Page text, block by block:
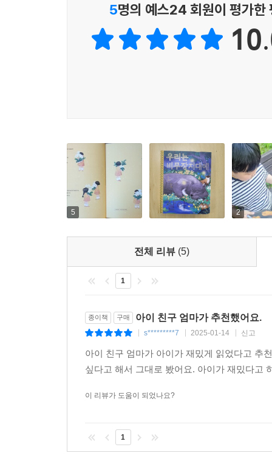
하얀 눈이 쌓인 길로 내려와
우리 세상이다, 하고
뒹굴 누워 쉬기도 하고
하늘을 뚫어 구멍이라도 나면
별이 와르르 떨어지거나
비 주머니가 툭, 터지면 어쩌려는지
걱정이네요, 걱정
그럼 방송 출연 좀 생각해 볼게요.
-“방송 출연 ｜ 산양” 중에서
책 전체에 등장하는 생물은 총 50여 종에 달한
친근한 거리에서 감상할 수 있다. 더불어 생물
자연스럽게 습득할 수 있다.
씽씽 찬바람이 좋아
5명의 예스24 회원이 평가한
5 2
전체 리뷰 (5)
1
종이책 구매 아이 친구 엄마가 추천했어요.
s*********7 2025-01-14 신고
아이 친구 엄마가 아이가 재밌게 읽었다고 추
싶다고 해서 그대로 봤어요. 아이가 재밌다고
이 리뷰가 도움이 되었나요?
1